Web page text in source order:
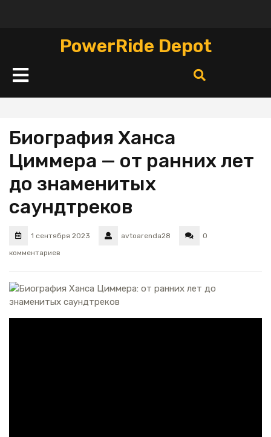
PowerRide Depot
Кнопка
Открыть
Биография Ханса
Циммера — от ранних лет
до знаменитых
саундтреков
1 сентября 2023 avtoarenda28
0
комментариев